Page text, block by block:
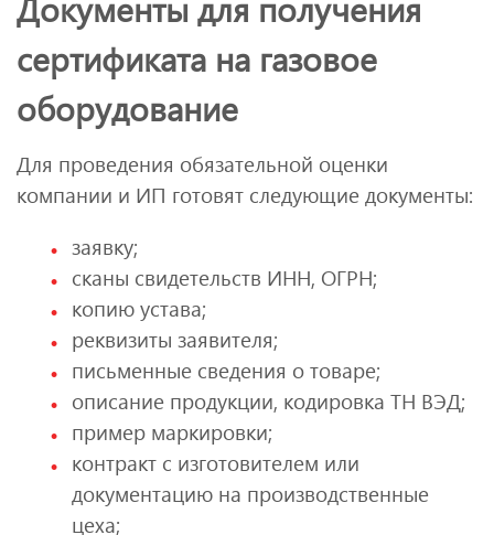
сертификата на газовое
оборудование
Для проведения обязательной оценки
компании и ИП готовят следующие документы:
заявку;
сканы свидетельств ИНН, ОГРН;
копию устава;
реквизиты заявителя;
письменные сведения о товаре;
описание продукции, кодировка ТН ВЭД;
пример маркировки;
контракт с изготовителем или
документацию на производственные
цеха;